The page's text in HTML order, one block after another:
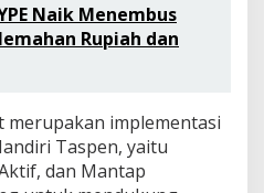
Naik Menembus
Rupiah dan
merupakan implementasi
Taspen, yaitu
dan Mantap